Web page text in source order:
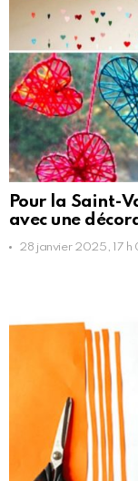
Pour la Saint-
avec une
28 janvier 2025, 17 h